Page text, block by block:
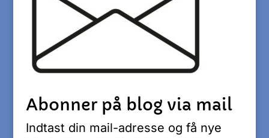
Abonner på blog via mail
Indtast din mail-adresse og få nye